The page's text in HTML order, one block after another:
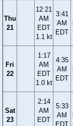
Thu
21
12:21
AM
EDT
1.1 kt
3:41
AM
EDT
Fri
22
1:17
AM
EDT
1.0 kt
4:35
AM
EDT
Sat
23
2:14
AM
EDT
5:33
AM
EDT